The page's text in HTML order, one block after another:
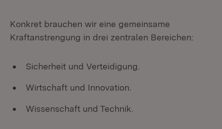
Konkret brauchen wir eine gemeinsame
Kraftanstrengung in drei zentralen Bereichen:
Sicherheit und Verteidigung.
Wirtschaft und Innovation.
Wissenschaft und Technik.